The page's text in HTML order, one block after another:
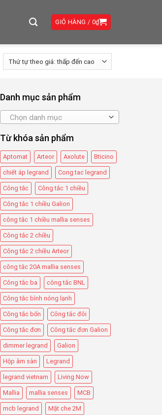
GIỎ HÀNG / 0₫
Danh mục sản phẩm
Chọn danh mục
Từ khóa sản phẩm
Aptomat Arteor Axolute Bticino
chiết áp legrand Cong tac legrand
Công tắc Công tắc 1 chiều
Công tắc 1 chiều Galion
công tắc 1 chiều mallia senses
Công tắc 2 chiều
Công tắc 2 chiều Arteor
công tắc 20A mallia senses
Công tắc ba công tắc BNL
Công tắc bình nóng lạnh
Công tắc bốn Công tắc đôi
Công tắc đơn Công tắc đơn Galion
dimmer legrand Galion
Hộp âm sàn Legrand
legrand vietnam Living Now
Mallia mallia senses MCB
mcb legrand Mặt che 2M